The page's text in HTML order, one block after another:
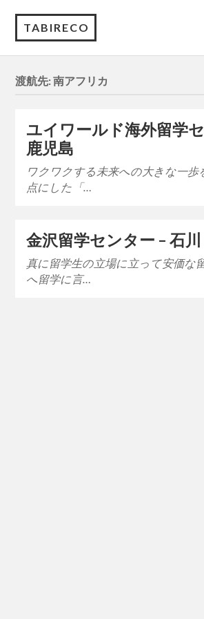
TABIRECO
渡航先:南アフリカ
ユイワールド海外留学
鹿児島
ワクワクする未来への大きな一歩
点にした「…
金沢留学センター – 石川
真に留学生の立場に立って安価な
へ留学に言…